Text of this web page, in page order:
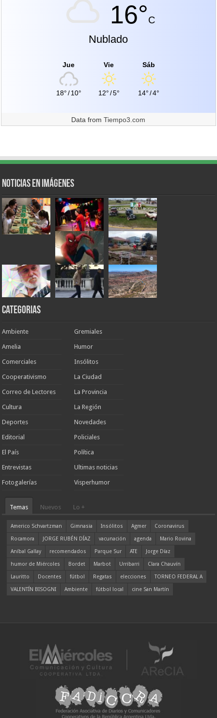
16°C
Nublado
Jue
18°/10°
Vie
12°/5°
Sáb
14°/4°
Data fromTiempo3.com
Noticias en Imágenes
Categorias
Ambiente
Amelia
Comerciales
Cooperativismo
Correo de Lectores
Cultura
Deportes
Editorial
El País
Entrevistas
Fotogalerías
Gremiales
Humor
Insólitos
La Ciudad
La Provincia
La Región
Novedades
Policiales
Política
Ultimas noticias
Visperhumor
Temas Nuevos Lo +
Americo Schvartzman Gimnasia Insólitos Agmer
Coronavirus
Rocamora
JORGE RUBÉN DÍAZ vacunación agenda
Mario Rovina
Aníbal Gallay
recomendados Parque Sur ATE
Jorge Díaz
humor de Miércoles
Bordet Marbot Urribarri
Clara Chauvín
Lauritto
Docentes fútbol Regatas elecciones
TORNEO FEDERAL A
VALENTÍN BISOGNI
Ambiente fútbol local cine San Martín